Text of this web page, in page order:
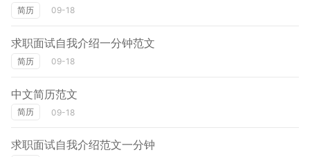
简历 09-18
求职面试自我介绍一分钟范文
简历 09-18
中文简历范文
简历 09-18
求职面试自我介绍范文一分钟